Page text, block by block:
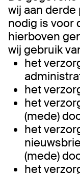
wij aan
nodig is voor
hierboven
wij gebruik
het
het
het
(mede)
het
(mede)
het